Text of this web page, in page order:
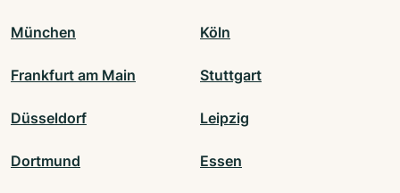
München Köln
Frankfurt am Main Stuttgart
Düsseldorf Leipzig
Dortmund Essen